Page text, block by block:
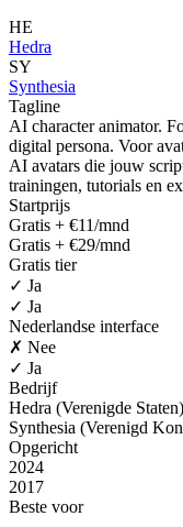
HE
Hedra
SY
Synthesia
Tagline
AI character animator.
digital persona. Voor
AI avatars die jouw
trainingen, tutorials en
Startprijs
Gratis + €11/mnd
Gratis + €29/mnd
Gratis tier
✓ Ja
✓ Ja
Nederlandse interface
✗ Nee
✓ Ja
Bedrijf
Hedra (Verenigde Staten)
Synthesia (Verenigd
Opgericht
2024
2017
Beste voor